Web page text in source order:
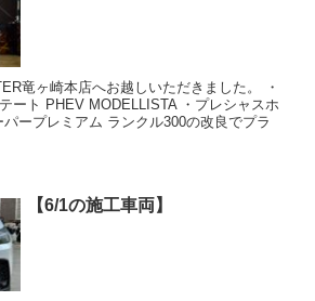
竜ヶ崎本店へお越しいただきました。 ・
ート PHEV MODELLISTA ・プレシャスホ
ープレミアム ランクル300の改良でプラ
【6/1の施工車両】